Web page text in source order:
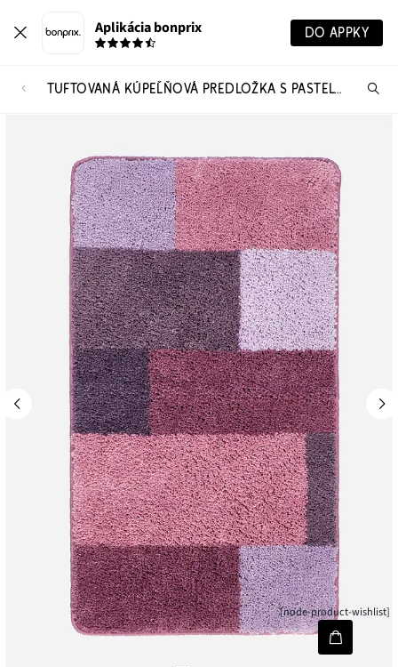
Aplikácia bonprix DO APPKY
TUFTOVANÁ KÚPEĽŇOVÁ PREDLOŽKA S PASTELOVANÝMI FARBAMI
[node-product-wishlist]